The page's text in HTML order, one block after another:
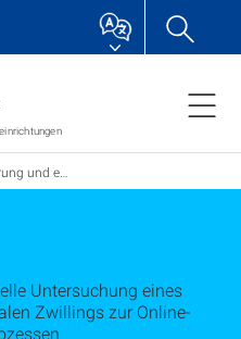
Digitalen Zwillings zur Online-Optimierung von Umformprozessen
Untersuchung eines
Zwillings zur Online-